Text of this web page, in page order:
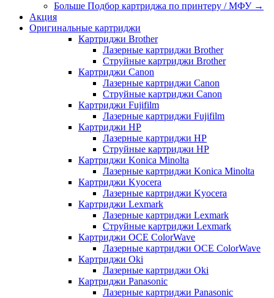
Больше Подбор картриджа по принтеру / МФУ →
Акция
Оригинальные картриджи
Картриджи Brother
Лазерные картриджи Brother
Струйные картриджи Brother
Картриджи Canon
Лазерные картриджи Canon
Струйные картриджи Canon
Картриджи Fujifilm
Лазерные картриджи Fujifilm
Картриджи HP
Лазерные картриджи HP
Струйные картриджи HP
Картриджи Konica Minolta
Лазерные картриджи Konica Minolta
Картриджи Kyocera
Лазерные картриджи Kyocera
Картриджи Lexmark
Лазерные картриджи Lexmark
Струйные картриджи Lexmark
Картриджи OCE ColorWave
Лазерные картриджи OCE ColorWave
Картриджи Oki
Лазерные картриджи Oki
Картриджи Panasonic
Лазерные картриджи Panasonic